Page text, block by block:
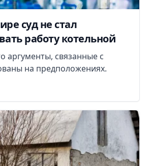
суд не стал
работу котельной
аргументы, связанные с
на предположениях.